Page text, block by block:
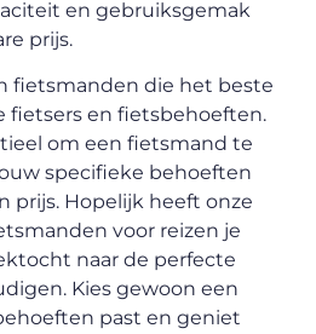
en gebruiksgemak
prijs.
fietsmanden die het beste
fietsers en fietsbehoeften.
om een ​​fietsmand te
specifieke behoeften
prijs. Hopelijk heeft onze
voor reizen je
naar de perfecte
Kies gewoon een
past en geniet